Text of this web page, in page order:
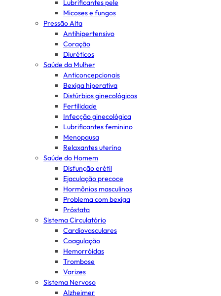
Lubrificantes pele
Micoses e fungos
Pressão Alta
Antihipertensivo
Coração
Diuréticos
Saúde da Mulher
Anticoncepcionais
Bexiga hiperativa
Distúrbios ginecológicos
Fertilidade
Infecção ginecológica
Lubrificantes feminino
Menopausa
Relaxantes uterino
Saúde do Homem
Disfunção erétil
Ejaculação precoce
Hormônios masculinos
Problema com bexiga
Próstata
Sistema Circulatório
Cardiovasculares
Coagulação
Hemorróidas
Trombose
Varizes
Sistema Nervoso
Alzheimer